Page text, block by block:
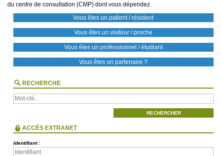
du centre de consultation (CMP) dont vous dépendez.
Vous êtes un patient / résident
Vous êtes un visiteur / proche
Vous êtes un professionnel / étudiant
Vous êtes un partenaire ?
RECHERCHE
ACCÈS EXTRANET
Identifiant :